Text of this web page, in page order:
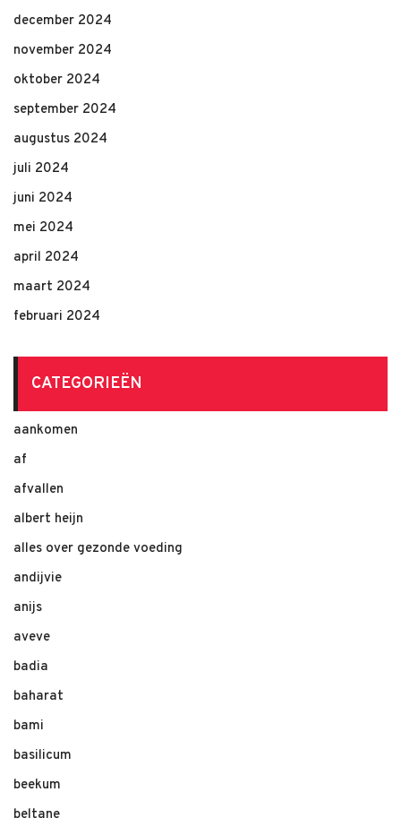
december 2024
november 2024
oktober 2024
september 2024
augustus 2024
juli 2024
juni 2024
mei 2024
april 2024
maart 2024
februari 2024
CATEGORIEËN
aankomen
af
afvallen
albert heijn
alles over gezonde voeding
andijvie
anijs
aveve
badia
baharat
bami
basilicum
beekum
beltane